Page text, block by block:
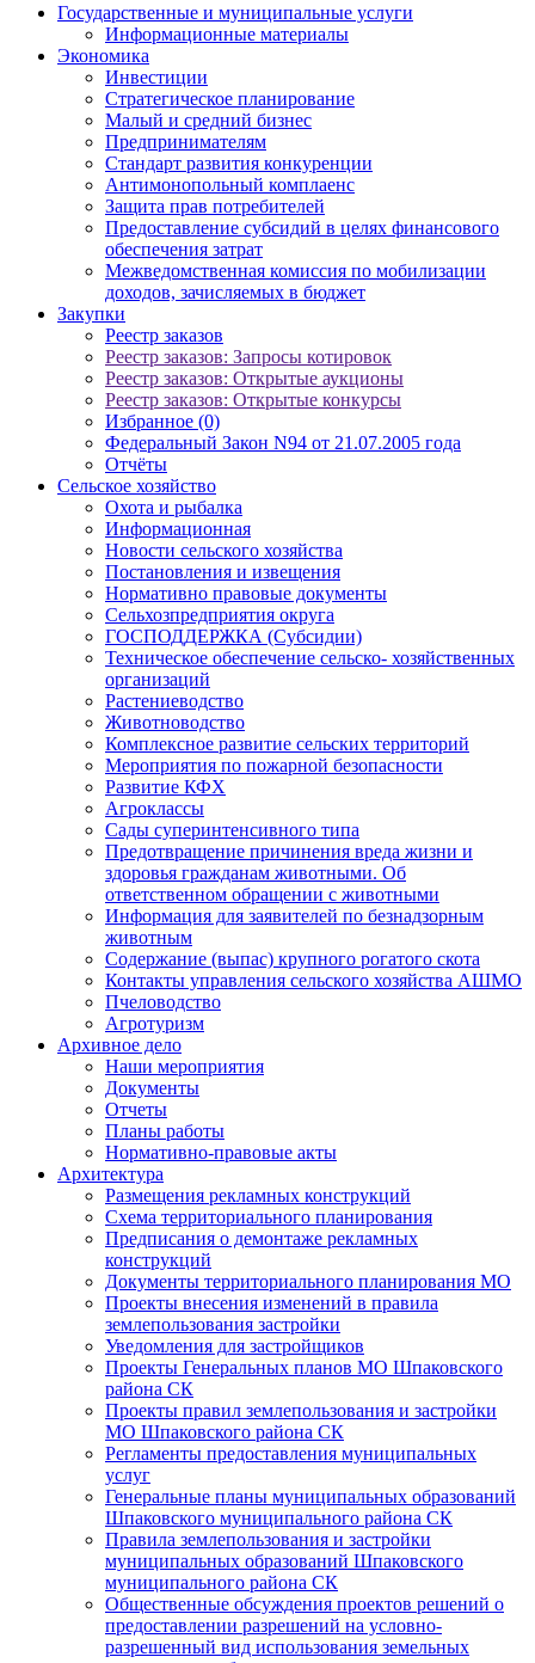
Государственные и муниципальные услуги
Информационные материалы
Экономика
Инвестиции
Стратегическое планирование
Малый и средний бизнес
Предпринимателям
Стандарт развития конкуренции
Антимонопольный комплаенс
Защита прав потребителей
Предоставление субсидий в целях финансового
обеспечения затрат
Межведомственная комиссия по мобилизации
доходов, зачисляемых в бюджет
Закупки
Реестр заказов
Реестр заказов: Запросы котировок
Реестр заказов: Открытые аукционы
Реестр заказов: Открытые конкурсы
Избранное (0)
Федеральный Закон N94 от 21.07.2005 года
Отчёты
Сельское хозяйство
Охота и рыбалка
Информационная
Новости сельского хозяйства
Постановления и извещения
Нормативно правовые документы
Сельхозпредприятия округа
ГОСПОДДЕРЖКА (Субсидии)
Техническое обеспечение сельско- хозяйственных
организаций
Растениеводство
Животноводство
Комплексное развитие сельских территорий
Мероприятия по пожарной безопасности
Развитие КФХ
Агроклассы
Сады суперинтенсивного типа
Предотвращение причинения вреда жизни и
здоровья гражданам животными. Об
ответственном обращении с животными
Информация для заявителей по безнадзорным
животным
Содержание (выпас) крупного рогатого скота
Контакты управления сельского хозяйства АШМО
Пчеловодство
Агротуризм
Архивное дело
Наши мероприятия
Документы
Отчеты
Планы работы
Нормативно-правовые акты
Архитектура
Размещения рекламных конструкций
Схема территориального планирования
Предписания о демонтаже рекламных
конструкций
Документы территориального планирования МО
Проекты внесения изменений в правила
землепользования застройки
Уведомления для застройщиков
Проекты Генеральных планов МО Шпаковского
района СК
Проекты правил землепользования и застройки
МО Шпаковского района СК
Регламенты предоставления муниципальных
услуг
Генеральные планы муниципальных образований
Шпаковского муниципального района СК
Правила землепользования и застройки
муниципальных образований Шпаковского
муниципального района СК
Общественные обсуждения проектов решений о
предоставлении разрешений на условно-
разрешенный вид использования земельных